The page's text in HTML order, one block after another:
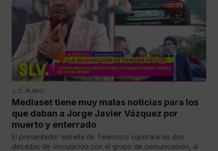
J. C. RUBIO
Mediaset tiene muy malas noticias para los
que daban a Jorge Javier Vázquez por
muerto y enterrado
El presentador estrella de Telecinco superará las dos
décadas de vinculación con el grupo de comunicación, al